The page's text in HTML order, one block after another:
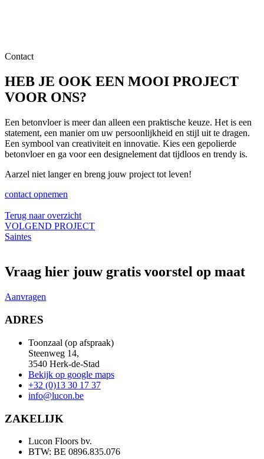
Contact
HEB JE OOK EEN MOOI PROJECT
VOOR ONS?
Een betonvloer is meer dan alleen een praktische keuze. Het is een
statement, een manier om uw persoonlijkheid en stijl uit te dragen.
Een symbool van creativiteit en innovatie. Kies een gepolierde
betonvloer en ga voor een designelement dat tijdloos en trendy is.
Aarzel niet langer en breng jouw project tot leven!
contact opnemen
Terug naar overzicht
VOLGEND PROJECT
Saintes
Vraag hier jouw gratis voorstel op maat
Aanvragen
ADRES
Toonzaal (op afspraak)
Steenweg 14,
3540 Herk-de-Stad
Bekijk op google maps
+32 (0)13 30 17 37
info@lucon.be
ZAKELIJK
Lucon Floors bv.
BTW: BE 0896.835.076